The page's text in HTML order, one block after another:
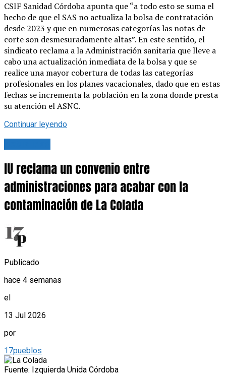
CSIF Sanidad Córdoba apunta que “a todo esto se suma el
hecho de que el SAS no actualiza la bolsa de contratación
desde 2023 y que en numerosas categorías las notas de
corte son desmesuradamente altas”. En este sentido, el
sindicato reclama a la Administración sanitaria que lleve a
cabo una actualización inmediata de la bolsa y que se
realice una mayor cobertura de todas las categorías
profesionales en los planes vacacionales, dado que en estas
fechas se incrementa la población en la zona donde presta
su atención el ASNC.
Continuar leyendo
IU reclama un convenio entre
administraciones para acabar con la
contaminación de La Colada
Publicado
hace 4 semanas
el
13 Jul 2026
por
17pueblos
Fuente: Izquierda Unida Córdoba